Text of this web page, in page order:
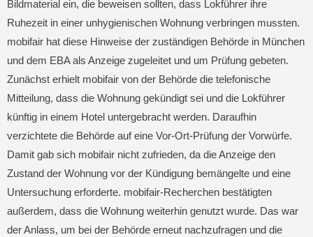
Bildmaterial ein, die beweisen sollten, dass Lokführer ihre
Ruhezeit in einer unhygienischen Wohnung verbringen mussten.
mobifair hat diese Hinweise der zuständigen Behörde in München
und dem EBA als Anzeige zugeleitet und um Prüfung gebeten.
Zunächst erhielt mobifair von der Behörde die telefonische
Mitteilung, dass die Wohnung gekündigt sei und die Lokführer
künftig in einem Hotel untergebracht werden. Daraufhin
verzichtete die Behörde auf eine Vor-Ort-Prüfung der Vorwürfe.
Damit gab sich mobifair nicht zufrieden, da die Anzeige den
Zustand der Wohnung vor der Kündigung bemängelte und eine
Untersuchung erforderte. mobifair-Recherchen bestätigten
außerdem, dass die Wohnung weiterhin genutzt wurde. Das war
der Anlass, um bei der Behörde erneut nachzufragen und die